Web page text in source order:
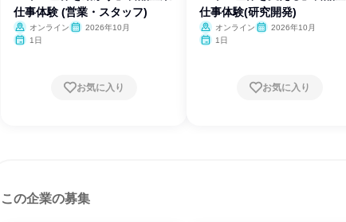
仕事体験 (営業・スタッフ)
オンライン
2026年10月
1日
お気に入り
仕事体験(研究開発)
オンライン
2026年10月
1日
お気に入り
この企業の募集